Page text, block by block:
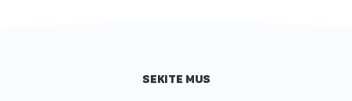
SEKITE MUS